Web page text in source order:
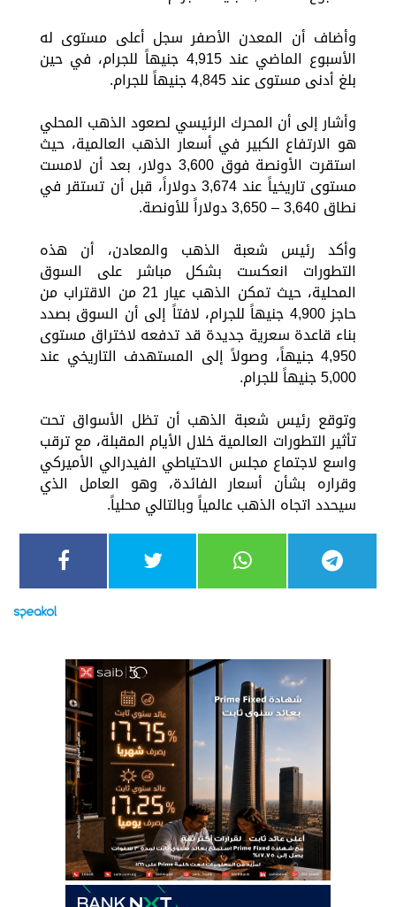
وأضاف أن المعدن الأصفر سجل أعلى مستوى له
الأسبوع الماضي عند 4,915 جنيهاً للجرام، في حين
بلغ أدنى مستوى عند 4,845 جنيهاً للجرام.
وأشار إلى أن المحرك الرئيسي لصعود الذهب المحلي
هو الارتفاع الكبير في أسعار الذهب العالمية، حيث
استقرت الأونصة فوق 3,600 دولار، بعد أن لامست
مستوى تاريخياً عند 3,674 دولاراً، قبل أن تستقر في
نطاق 3,640 – 3,650 دولاراً للأونصة.
وأكد رئيس شعبة الذهب والمعادن، أن هذه
التطورات انعكست بشكل مباشر على السوق
المحلية، حيث تمكن الذهب عيار 21 من الاقتراب من
حاجز 4,900 جنيهاً للجرام، لافتاً إلى أن السوق بصدد
بناء قاعدة سعرية جديدة قد تدفعه لاختراق مستوى
4,950 جنيهاً، وصولاً إلى المستهدف التاريخي عند
5,000 جنيهاً للجرام.
وتوقع رئيس شعبة الذهب أن تظل الأسواق تحت
تأثير التطورات العالمية خلال الأيام المقبلة، مع ترقب
واسع لاجتماع مجلس الاحتياطي الفيدرالي الأميركي
وقراره بشأن أسعار الفائدة، وهو العامل الذي
سيحدد اتجاه الذهب عالمياً وبالتالي محلياً.